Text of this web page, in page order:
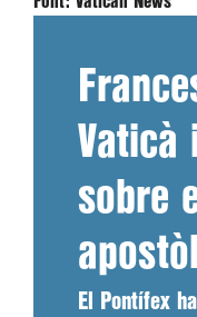
Vaticà
sobre
El Pontífex